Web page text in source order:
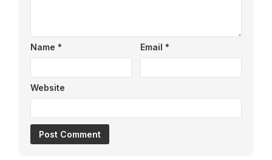
Name * Email *
Website